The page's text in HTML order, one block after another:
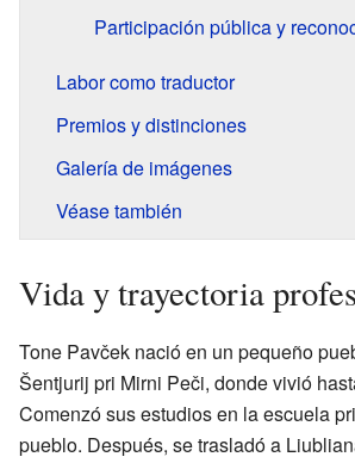
Participación pública y
Labor como traductor
Premios y distinciones
Galería de imágenes
Véase también
Vida y trayectoria
Tone Pavček nació en un pequeño
Šentjurij pri Mirni Peči, donde vivió
Comenzó sus estudios en la escuela
pueblo. Después, se trasladó a